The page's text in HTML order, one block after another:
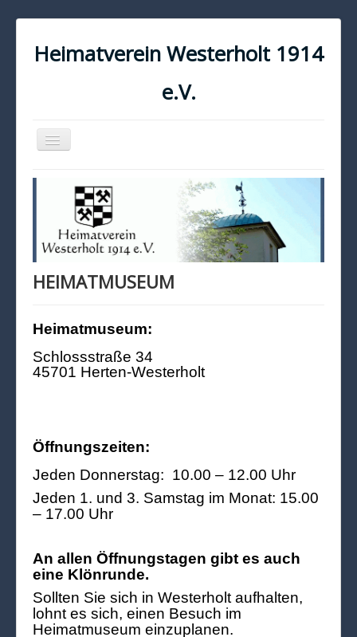
Heimatverein Westerholt 1914
e.V.
Navigation
an/aus
KONTAKT
IMPRESSUM
DATENSCHUTZ
HEIMATMUSEUM
Heimatmuseum:
Schlossstraße 34
45701 Herten-Westerholt
Öffnungszeiten:
Jeden Donnerstag: 10.00 – 12.00 Uhr
Jeden 1. und 3. Samstag im Monat: 15.00
– 17.00 Uhr
An allen Öffnungstagen gibt es auch
eine Klönrunde.
Sollten Sie sich in Westerholt aufhalten,
lohnt es sich, einen Besuch im
Heimatmuseum einzuplanen.